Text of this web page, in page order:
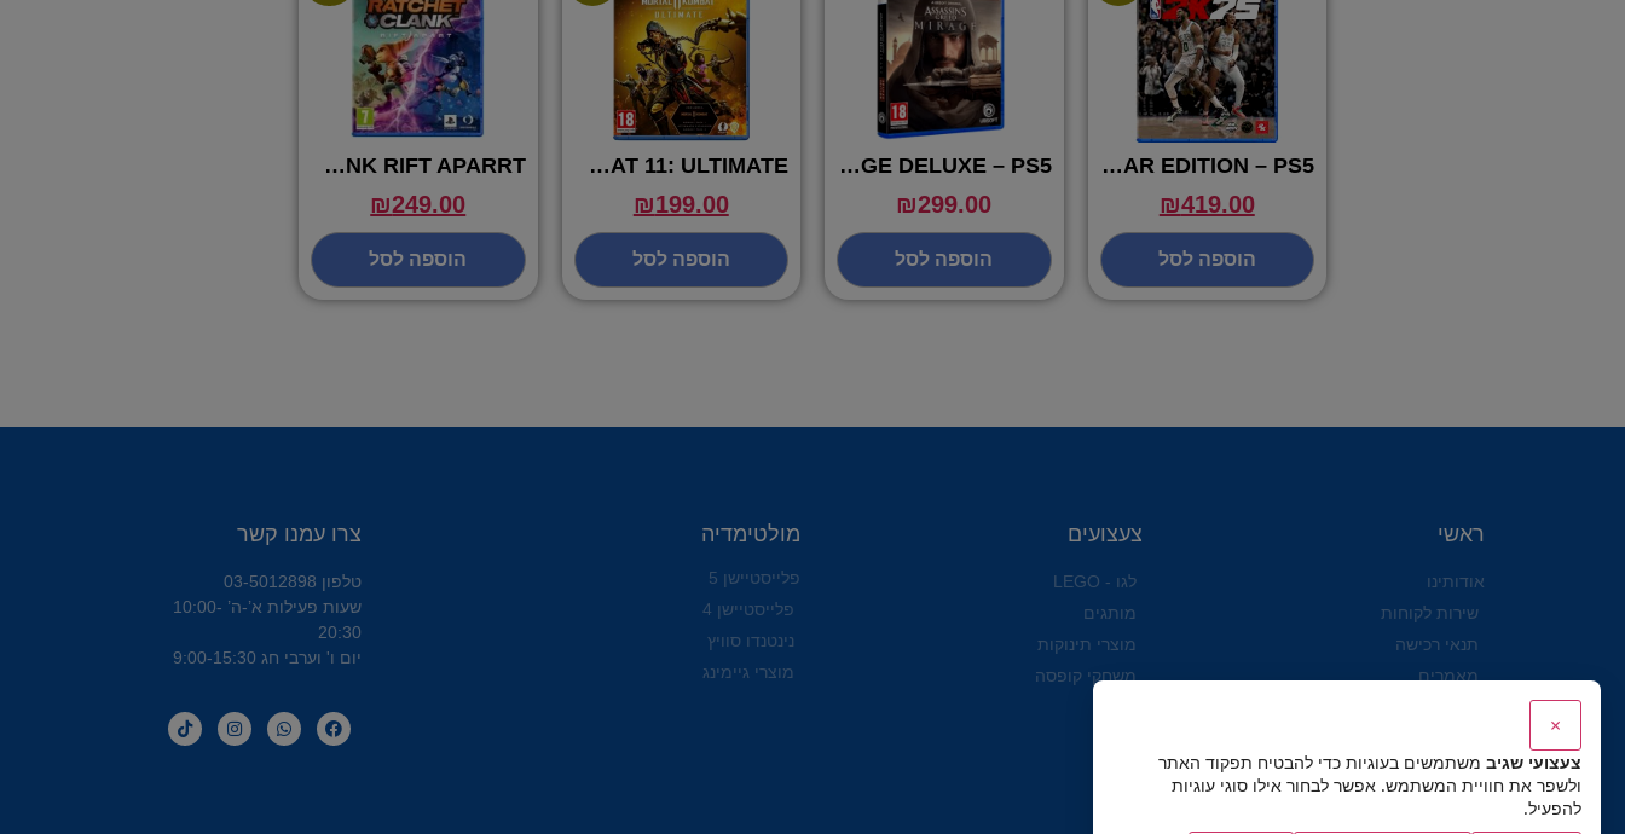
NBA 2K25 ALL STAR EDITION – PS5
₪419.00
הוספה לסל
ASSASSINS CREED MIRAGE DELUXE – PS5
₪299.00
הוספה לסל
MORTAL KOMBAT 11: ULTIMATE –
₪199.00
הוספה לסל
RATCHET AND CLANK RIFT APARRT
₪249.00
הוספה לסל
ראשי
אודותינו
שירות לקוחות
תנאי רכישה
מאמרים
מדיניות פרטיות
צעצועים
לגו - LEGO
מותגים
מוצרי תינוקות
משחקי קופסה
מולטימדיה
פלייסטיישן 5
פלייסטיישן 4
נינטנדו סוויץ
מוצרי גיימינג
צרו עמנו קשר
טלפון 03-5012898
שעות פעילות א’-ה’ 10:00-
20:30
יום ו' וערבי חג 9:00-15:30
×
צעצועי שגיב משתמשים בעוגיות כדי להבטיח תפקוד האתר
ולשפר את חוויית המשתמש. אפשר לבחור אילו סוגי עוגיות
להפעיל.